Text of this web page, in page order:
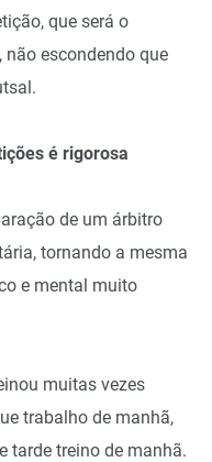
que será o
escondendo que
é rigorosa
de um árbitro
tornando a mesma
e mental muito
muitas vezes
trabalho de manhã,
tarde treino de manhã.